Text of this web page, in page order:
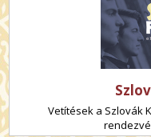
Vetítések a Szlovák